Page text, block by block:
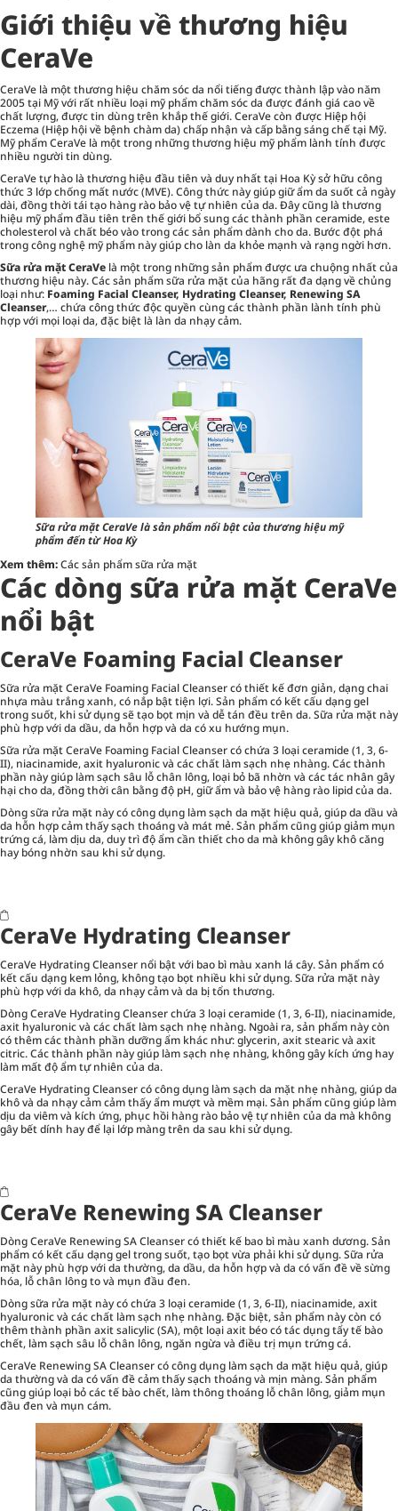
Giới thiệu về thương hiệu
CeraVe
CeraVe là một thương hiệu chăm sóc da nổi tiếng được thành lập vào năm
2005 tại Mỹ với rất nhiều loại mỹ phẩm chăm sóc da được đánh giá cao về
chất lượng, được tin dùng trên khắp thế giới. CeraVe còn được Hiệp hội
Eczema (Hiệp hội về bệnh chàm da) chấp nhận và cấp bằng sáng chế tại Mỹ.
Mỹ phẩm CeraVe là một trong những thương hiệu mỹ phẩm lành tính được
nhiều người tin dùng.
CeraVe tự hào là thương hiệu đầu tiên và duy nhất tại Hoa Kỳ sở hữu công
thức 3 lớp chống mất nước (MVE). Công thức này giúp giữ ẩm da suốt cả ngày
dài, đồng thời tái tạo hàng rào bảo vệ tự nhiên của da. Đây cũng là thương
hiệu mỹ phẩm đầu tiên trên thế giới bổ sung các thành phần ceramide, este
cholesterol và chất béo vào trong các sản phẩm dành cho da. Bước đột phá
trong công nghệ mỹ phẩm này giúp cho làn da khỏe mạnh và rạng ngời hơn.
Sữa rửa mặt CeraVe là một trong những sản phẩm được ưa chuộng nhất của
thương hiệu này. Các sản phẩm sữa rửa mặt của hãng rất đa dạng về chủng
loại như: Foaming Facial Cleanser, Hydrating Cleanser, Renewing SA
Cleanser,… chứa công thức độc quyền cùng các thành phần lành tính phù
hợp với mọi loại da, đặc biệt là làn da nhạy cảm.
Sữa rửa mặt CeraVe là sản phẩm nổi bật của thương hiệu mỹ
phẩm đến từ Hoa Kỳ
Xem thêm:Các sản phẩm sữa rửa mặt
Các dòng sữa rửa mặt CeraVe
nổi bật
CeraVe Foaming Facial Cleanser
Sữa rửa mặt CeraVe Foaming Facial Cleanser có thiết kế đơn giản, dạng chai
nhựa màu trắng xanh, có nắp bật tiện lợi. Sản phẩm có kết cấu dạng gel
trong suốt, khi sử dụng sẽ tạo bọt mịn và dễ tán đều trên da. Sữa rửa mặt này
phù hợp với da dầu, da hỗn hợp và da có xu hướng mụn.
Sữa rửa mặt CeraVe Foaming Facial Cleanser có chứa 3 loại ceramide (1, 3, 6-
II), niacinamide, axit hyaluronic và các chất làm sạch nhẹ nhàng. Các thành
phần này giúp làm sạch sâu lỗ chân lông, loại bỏ bã nhờn và các tác nhân gây
hại cho da, đồng thời cân bằng độ pH, giữ ẩm và bảo vệ hàng rào lipid của da.
Dòng sữa rửa mặt này có công dụng làm sạch da mặt hiệu quả, giúp da dầu và
da hỗn hợp cảm thấy sạch thoáng và mát mẻ. Sản phẩm cũng giúp giảm mụn
trứng cá, làm dịu da, duy trì độ ẩm cần thiết cho da mà không gây khô căng
hay bóng nhờn sau khi sử dụng.
CeraVe Hydrating Cleanser
CeraVe Hydrating Cleanser nổi bật với bao bì màu xanh lá cây. Sản phẩm có
kết cấu dạng kem lỏng, không tạo bọt nhiều khi sử dụng. Sữa rửa mặt này
phù hợp với da khô, da nhạy cảm và da bị tổn thương.
Dòng CeraVe Hydrating Cleanser chứa 3 loại ceramide (1, 3, 6-II), niacinamide,
axit hyaluronic và các chất làm sạch nhẹ nhàng. Ngoài ra, sản phẩm này còn
có thêm các thành phần dưỡng ẩm khác như: glycerin, axit stearic và axit
citric. Các thành phần này giúp làm sạch nhẹ nhàng, không gây kích ứng hay
làm mất độ ẩm tự nhiên của da.
CeraVe Hydrating Cleanser có công dụng làm sạch da mặt nhẹ nhàng, giúp da
khô và da nhạy cảm cảm thấy ẩm mượt và mềm mại. Sản phẩm cũng giúp làm
dịu da viêm và kích ứng, phục hồi hàng rào bảo vệ tự nhiên của da mà không
gây bết dính hay để lại lớp màng trên da sau khi sử dụng.
CeraVe Renewing SA Cleanser
Dòng CeraVe Renewing SA Cleanser có thiết kế bao bì màu xanh dương. Sản
phẩm có kết cấu dạng gel trong suốt, tạo bọt vừa phải khi sử dụng. Sữa rửa
mặt này phù hợp với da thường, da dầu, da hỗn hợp và da có vấn đề về sừng
hóa, lỗ chân lông to và mụn đầu đen.
Dòng sữa rửa mặt này có chứa 3 loại ceramide (1, 3, 6-II), niacinamide, axit
hyaluronic và các chất làm sạch nhẹ nhàng. Đặc biệt, sản phẩm này còn có
thêm thành phần axit salicylic (SA), một loại axit béo có tác dụng tẩy tế bào
chết, làm sạch sâu lỗ chân lông, ngăn ngừa và điều trị mụn trứng cá.
CeraVe Renewing SA Cleanser có công dụng làm sạch da mặt hiệu quả, giúp
da thường và da có vấn đề cảm thấy sạch thoáng và mịn màng. Sản phẩm
cũng giúp loại bỏ các tế bào chết, làm thông thoáng lỗ chân lông, giảm mụn
đầu đen và mụn cám.